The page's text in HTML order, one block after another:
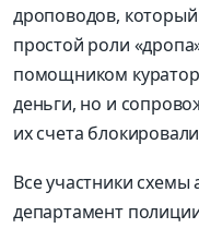
дроповодов, который
простой роли
помощником
деньги, но и
их счета
Все участники
департамент